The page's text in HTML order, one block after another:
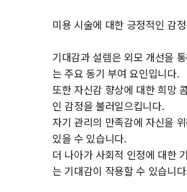
미용 시술에 대한 긍정적인 감
기대감과 설렘은 외모 개선을
는 주요 동기 부여 요인입니다.
또한 자신감 향상에 대한 희망
인 감정을 불러일으킵니다.
자기 관리의 만족감에 자신을
있을 수 있습니다.
더 나아가 사회적 인정에 대한
는 기대감이 작용할 수 있습니